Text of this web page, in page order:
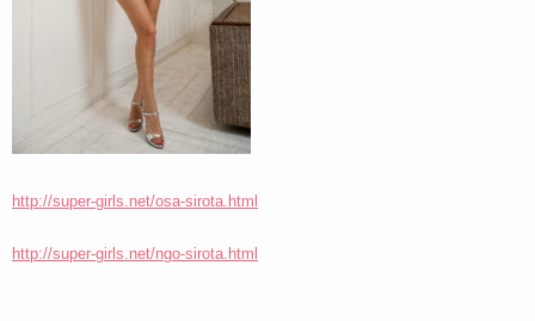
http://super-girls.net/osa-sirota.html
http://super-girls.net/ngo-sirota.html